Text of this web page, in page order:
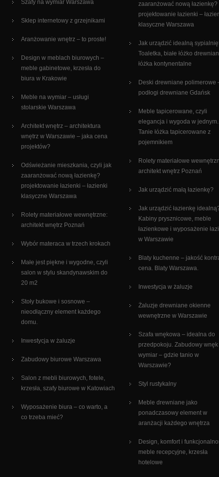
Szafy na wymiar Warszawa
Sklep internetowy z grzejnikami
Aranżowanie wnętrz – to proste!
Design w meblach biurowych –
meble gabinetowe, krzesła do
biura w Krakowie
Meble na wymiar – usługi
stolarskie Warszawa
Architekt wnętrz – architektura
wnętrz w Warszawie – jaka cena
projektów?
Odświeżanie mieszkania, czyli jak
zaaranżować nową łazienkę?
projektowanie łazienki – łazienki
klasyczne Warszawa
Rolety materiałowe wewnętrzne:
architekt wnętrz Poznań
Wybór materaca w trzech krokach
Małe jest piękne i wygodne, czyli
salon w stylu skandynawskim do
20 m2
Stoły bukowe i sosnowe –
nieodłączny element każdego
domu.
Inwestycja w żaluzje
Zabudowy biurowe Warszawa
Salon z mebli biurowych, fotele,
krzesła, szafy biurowe w Katowiach
Wyposażenie biura – co warto, a
co trzeba mieć?
zaaranżować nową łazienkę?
projektowanie łazienki –
klasyczne Warszawa
Jak urządzić idealną
Toaletka, białe łóżko
łóżka kontynentalne
Deski drewniane polimerowe
podłogi drewniane Gdańsk
Meble tapicerowane, czyli
elegancja i wygoda w jednym.
Tanie łóżka tapicerowane z
pojemnikiem
Rolety materiałowe
architekt wnętrz Poznań
Jak urządzić małą łazienkę?
Jak urządzić łazienkę
Kabiny prysznicowe, meble
łazienkowe i wyposażenie
w Warszawie
Blaty kuchenne – jakość
cena. Blaty Warszawa.
Inwestycja w żaluzje
Żaluzje drewniane okienne
wewnętrzne w Warszawie
Szafa wnękowa – idealna do
przedpokoju. Zabudowy
wymiar – gdzie tanio w
Warszawie?
Styl rustykalny
Meble drewniane jako
ponadczasowy element w
aranżacji każdego wnętrza
Design, komfort i
meble recepcyjne, krzesła
hotelowe